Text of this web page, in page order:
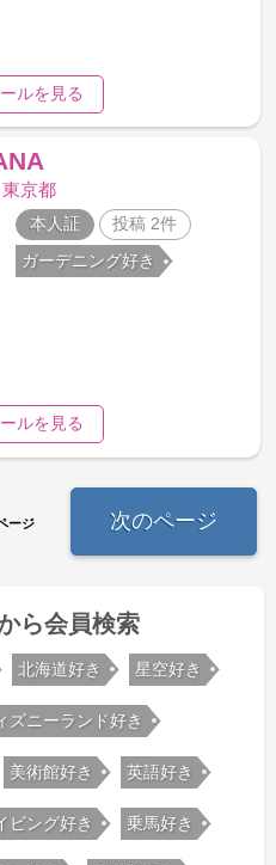
ルを見る
京都
本人証 投稿 2件
ガーデニング好き
ルを見る
ージ 次のページ
ら会員検索
北海道好き 星空好き
ズニーランド好き
美術館好き 英語好き
ビング好き 乗馬好き